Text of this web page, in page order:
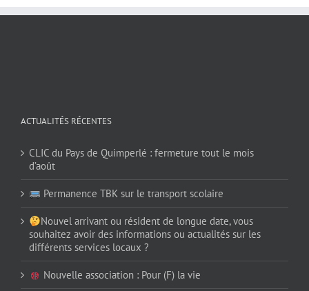
ACTUALITÉS RÉCENTES
CLIC du Pays de Quimperlé : fermeture tout le mois
d’août
Permanence TBK sur le transport scolaire
Nouvel arrivant ou résident de longue date, vous
souhaitez avoir des informations ou actualités sur les
différents services locaux ?
Nouvelle association : Pour (F) la vie